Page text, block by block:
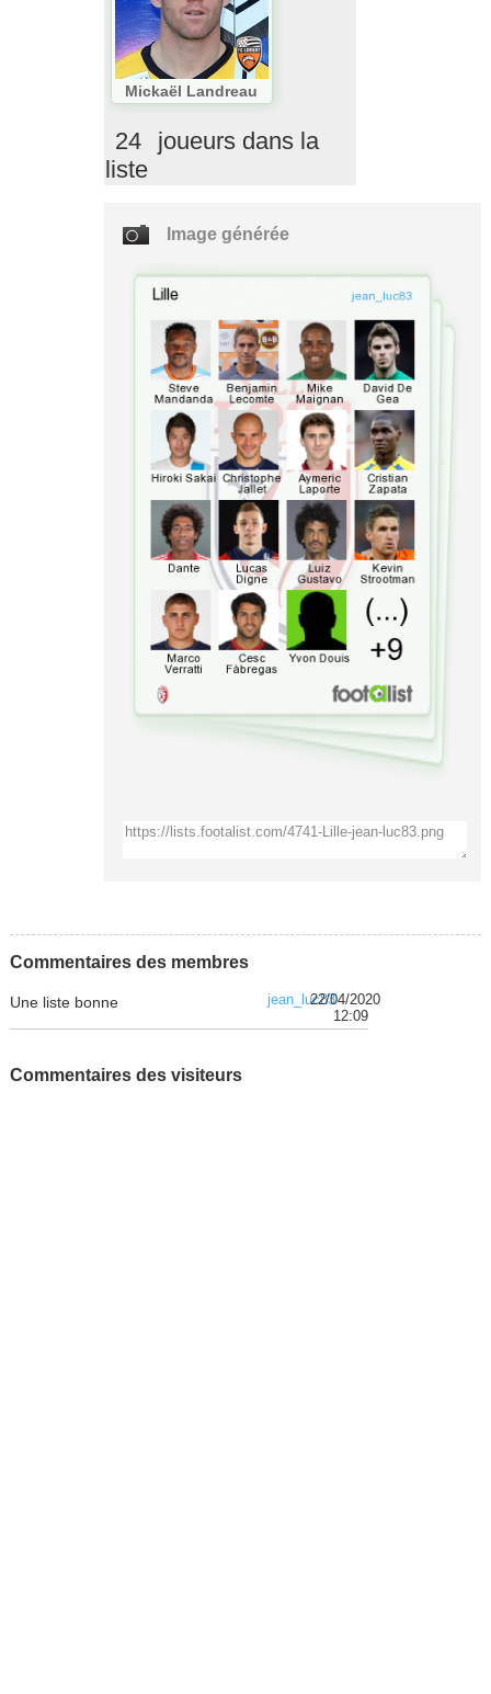
Mickaël Landreau
24
joueurs dans la
liste
Image générée
Commentaires des membres
Une liste bonne jean_luc8322/04/2020
12:09
Commentaires des visiteurs